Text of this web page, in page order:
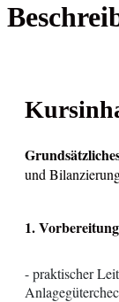
und
1.
- praktischer